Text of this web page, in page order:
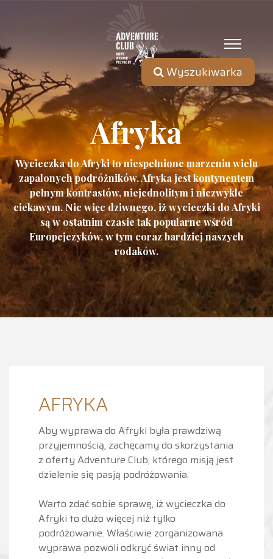
Wyszukiwarka
Afryka
Wycieczka do Afryki to niespełnione marzeniu wielu
zapalonych podróżników. Afryka jest kontynentem
pełnym kontrastów, niejednolitym i niezwykle
ciekawym. Nic więc dziwnego, iż wycieczki do Afryki
są w ostatnim czasie tak popularne wśród
Europejczyków, w tym coraz bardziej naszych
rodaków.
AFRYKA
Aby wyprawa do Afryki była prawdziwą
przyjemnością, zachęcamy do skorzystania
z oferty Adventure Club, którego misją jest
dzielenie się pasją podróżowania.
Warto zdać sobie sprawę, iż wycieczka do
Afryki to dużo więcej niż tylko
podróżowanie. Właściwie zorganizowana
wyprawa pozwoli odkryć świat inny od